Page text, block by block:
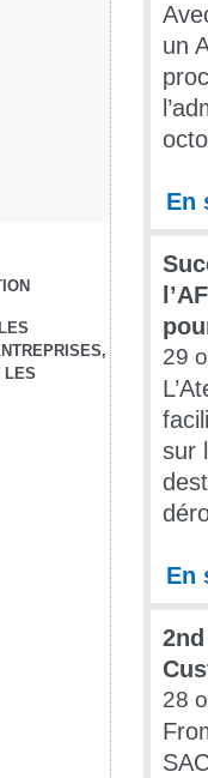
LES
un
En
29
sur
En
28